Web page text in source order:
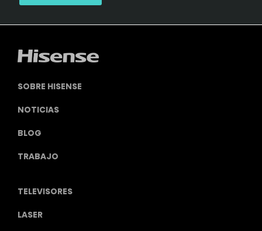
SOBRE HISENSE
NOTICIAS
BLOG
TRABAJO
TELEVISORES
LASER